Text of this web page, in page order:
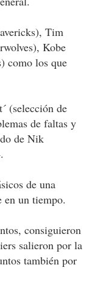
Tim
Kobe
como los que
(selección de
de faltas y
de Nik
de una
en un tiempo.
consiguieron
salieron por la
también por